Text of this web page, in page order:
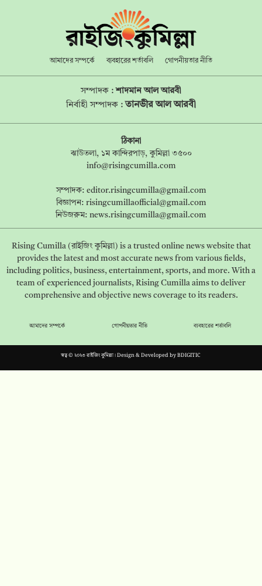
আমাদের সম্পর্কে ব্যবহারের শর্তাবলি গোপনীয়তার নীতি
সম্পাদক :শাদমান আল আরবী
নির্বাহী সম্পাদক : তানভীর আল আরবী
ঠিকানা
ঝাউতলা, ১ম কান্দিরপাড়, কুমিল্লা ৩৫০০
info@risingcumilla.com
সম্পাদক: editor.risingcumilla@gmail.com
বিজ্ঞাপন: risingcumillaofficial@gmail.com
নিউজরুম: news.risingcumilla@gmail.com
Rising Cumilla (রাইজিং কুমিল্লা) is a trusted online news website that
provides the latest and most accurate news from various fields,
including politics, business, entertainment, sports, and more. With a
team of experienced journalists, Rising Cumilla aims to deliver
comprehensive and objective news coverage to its readers.
আমাদের সম্পর্কে গোপনীয়তার নীতি ব্যবহারের শর্তাবলি
স্বত্ব © ২০২৩ রাইজিং কুমিল্লা। Design & Developed byBDIGITIC